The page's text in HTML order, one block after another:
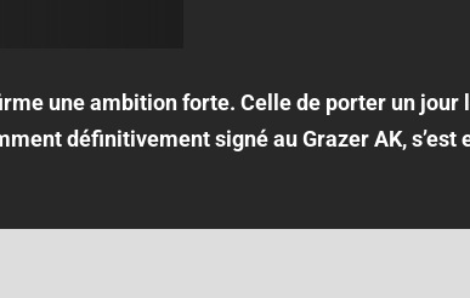
une ambition forte. Celle de porter un jour
définitivement signé au Grazer AK,